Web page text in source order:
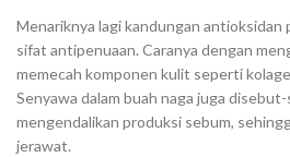
Menariknya lagi kandungan antioksidan
sifat antipenuaan. Caranya dengan
memecah komponen kulit seperti
Senyawa dalam buah naga juga
mengendalikan produksi sebum,
jerawat.